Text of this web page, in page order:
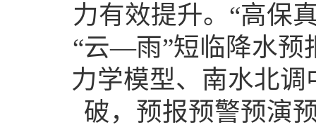
力有效提升。“高保
“云—雨”短临降水预
力学模型、南水北
破，预报预警预演